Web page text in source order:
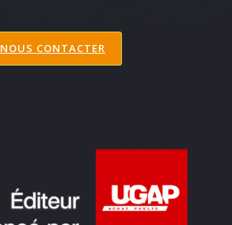
NOUS CONTACTER